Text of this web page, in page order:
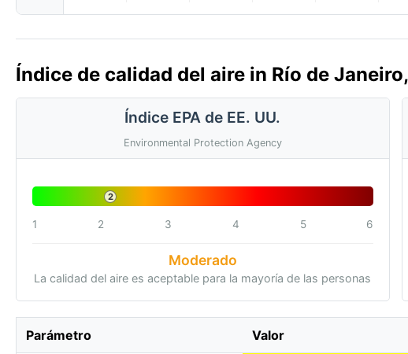
Índice de calidad del aire in Río de
Índice EPA de EE. UU.
Environmental Protection Agency
2
1 2 3 4 5 6
Moderado
La calidad del aire es aceptable para la mayoría de las personas
Parámetro Valor